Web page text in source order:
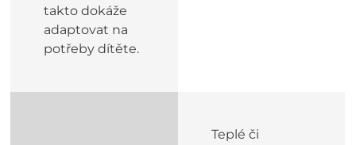
takto dokáže
adaptovat na
potřeby dítěte.
Teplé či